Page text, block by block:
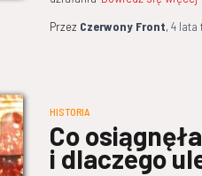
Przez Czerwony Front, 4 lata
HISTORIA
Co
i dlaczego